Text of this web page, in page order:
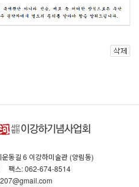
동길 6 이강하미술관 (양림동)
팩스: 062-674-8514